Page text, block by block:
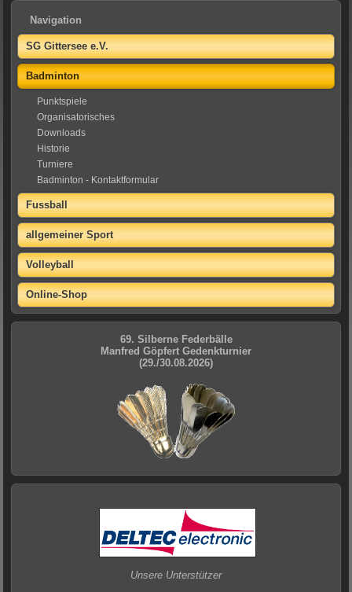
Navigation
SG Gittersee e.V.
Badminton
Punktspiele
Organisatorisches
Downloads
Historie
Turniere
Badminton - Kontaktformular
Fussball
allgemeiner Sport
Volleyball
Online-Shop
69. Silberne Federbälle
Manfred Göpfert Gedenkturnier
(29./30.08.2026)
Unsere Unterstützer